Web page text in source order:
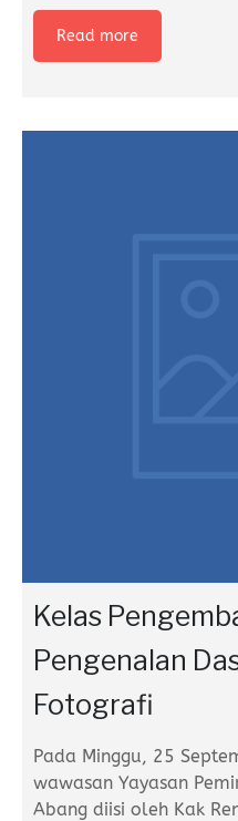
Read more
Kelas
Pengenalan
Fotografi
Pada Minggu, 25
wawasan Yayasan
Abang diisi oleh Kak